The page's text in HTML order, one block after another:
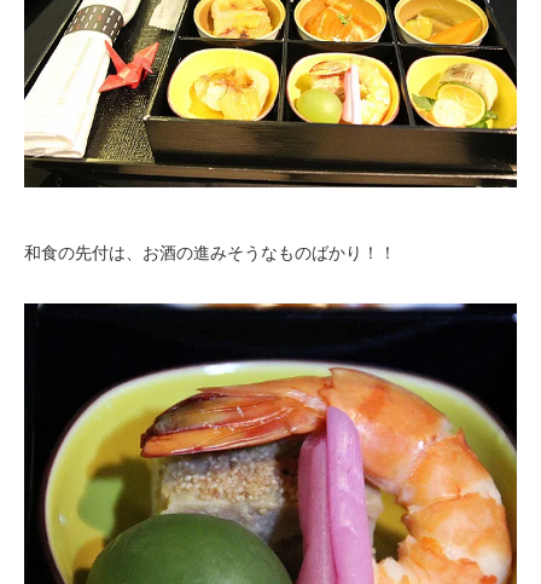
和食の先付は、お酒の進みそうなものばかり！！